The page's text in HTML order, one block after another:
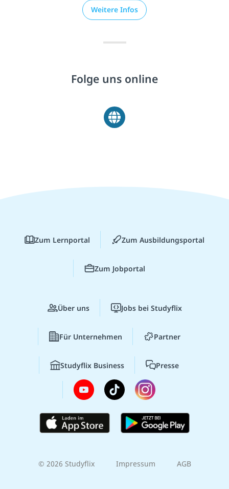
Weitere Infos
Folge uns online
Zum Lernportal Zum Ausbildungsportal
Zum Jobportal
Über uns Jobs bei Studyflix
Für Unternehmen Partner
Studyflix Business Presse
© 2026 Studyflix Impressum AGB